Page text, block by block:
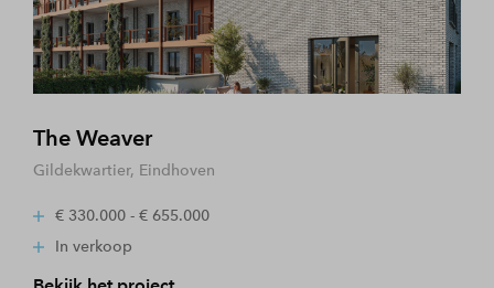
The Weaver
Gildekwartier, Eindhoven
€ 330.000 - € 655.000
In verkoop